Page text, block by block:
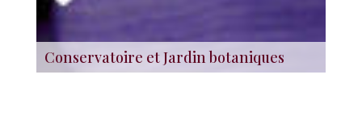
Conservatoire et Jardin botaniques